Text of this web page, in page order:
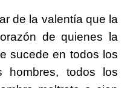
de la valentía que la
de quienes la
sucede en todos los
hombres, todos los